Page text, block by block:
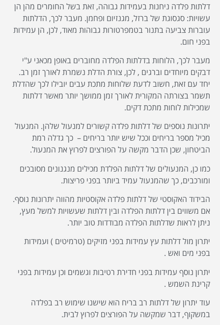
דלתות פלדה ניחנות בעמידות גבוהה, זאת בשל החומרים מהן הן
עשויות: סגסוגת של ברזל, מגנזיום ופחמן. מעבר לכך, הדלתות
עוברות צביעה בתנור בטמפרטורות גבוהות מאוד, לכן, הן עמידות
בפני חום.
מעבר לכך, הלוחות בדלתות הפלדה מחוברים באופן מכאני ע"י
דבקים מיוחדים וברגים , לכן, צורת הדלת נשמרת לאורך זמן רב.
יחד עם זאת, חשוב לדעת שלוחות מתכת עבים יובילו לכך שהדלת
תשמר בצורתה המקורית לאורך זמן ממושך יותר מאשר דלתות
שמכילות לוחות מתכת דקים.
יתרונות נוספים של דלתות פלדה קשורים למנעול שלהן. המנעול
מכיל מספר בריחים וככל שיש יותר בריחים – כך גדלה רמת
הביטחון, שכן הדבר מקשה על הפורצים לפרוץ את המנעול.
כמו כן, המנעולים של דלתות הפלדת מכילים מנגנונים מסובכים
ומורכבים, כך שהמנעול עמיד ביותר בפני פריצות.
הבידוד האקוסטי של דלתות פלדה אקוסטיות מהווה יתרונות נוסף.
אם משווים בין דלתות הפלדה ובין דלתות שעשויות למשל מעץ,
ניתן לראות שדלתות הפלדה מבודדות טוב יותר.
יתרון מול דלתות עץ עמידות בפני מזיקים (טרמיטים ) ועמידות
בפני מים ואש .
יתרון נוסף עמידות בפני חדירת רטיבות וגשמים וכן עמידות בפני
קרינת השמש .
עוד יתרון של דלתות רב בריח הוא שישנו שימוש רב בפלדה
במשקוף, דבר שמקשה על הפורצים לפרוץ לבית.